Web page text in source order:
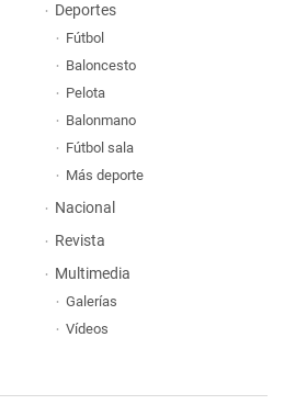
Deportes
Fútbol
Baloncesto
Pelota
Balonmano
Fútbol sala
Más deporte
Nacional
Revista
Multimedia
Galerías
Vídeos